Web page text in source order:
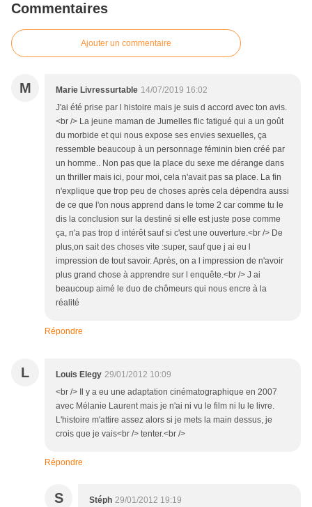
Commentaires
Ajouter un commentaire
M Marie Livressurtable 14/07/2019 16:02
J'ai été prise par l histoire mais je suis d accord avec ton avis.
<br /> La jeune maman de Jumelles flic fatigué qui a un goût
du morbide et qui nous expose ses envies sexuelles, ça
ressemble beaucoup à un personnage féminin bien créé par
un homme.. Non pas que la place du sexe me dérange dans
un thriller mais ici, pour moi, cela n'avait pas sa place. La fin
n'explique que trop peu de choses après cela dépendra aussi
de ce que l'on nous apprend dans le tome 2 car comme tu le
dis la conclusion sur la destiné si elle est juste pose comme
ça, n'a pas trop d intérêt sauf si c'est une ouverture.<br /> De
plus,on sait des choses vite :super, sauf que j ai eu l
impression de tout savoir. Après, on a l impression de n'avoir
plus grand chose à apprendre sur l enquête.<br /> J ai
beaucoup aimé le duo de chômeurs qui nous encre à la
réalité
Répondre
L Louis Elegy 29/01/2012 10:09
<br /> Il y a eu une adaptation cinématographique en 2007
avec Mélanie Laurent mais je n'ai ni vu le film ni lu le livre.
L'histoire m'attire assez alors si je mets la main dessus, je
crois que je vais<br /> tenter.<br />
Répondre
S Stéph 29/01/2012 19:19